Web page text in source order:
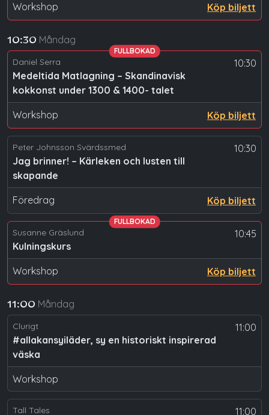
Workshop Köp biljett
10:30 Måndag
10:30
Daniel Serra
Medeltida Matlagning – Skandinavisk
kokkonst under 1300 & 1400- talet
Workshop Köp biljett
FULLBOKAD
10:30
Peter Johnsson Svärdssmed
Jag brinner! – Kärleken och lusten till
skapande
Föredrag Köp biljett
10:45
Susanne Gräslund
Kulningskurs
Workshop Köp biljett
FULLBOKAD
11:00 Måndag
11:00
Clurigt
#allakansyiläder, sy en historiskt inspirerad
väska
Workshop
11:00
Tall Tales